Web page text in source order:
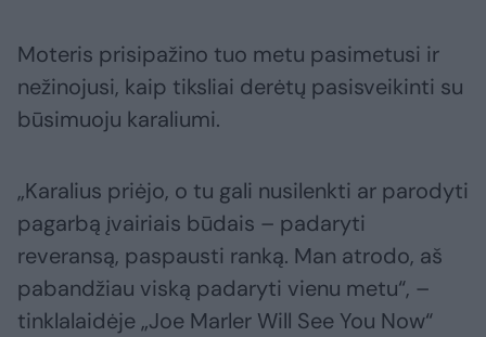
Moteris prisipažino tuo metu pasimetusi ir
nežinojusi, kaip tiksliai derėtų pasisveikinti su
būsimuoju karaliumi.
„Karalius priėjo, o tu gali nusilenkti ar parodyti
pagarbą įvairiais būdais – padaryti
reveransą, paspausti ranką. Man atrodo, aš
pabandžiau viską padaryti vienu metu“, –
tinklalaidėje „Joe Marler Will See You Now“